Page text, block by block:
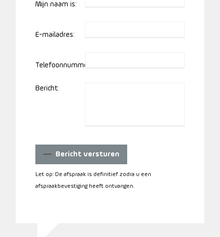
Mijn naam is:
E-mailadres:
Telefoonnummer:
Bericht:
Bericht versturen
Let op: De afspraak is definitief zodra u een
afspraakbevestiging heeft ontvangen.